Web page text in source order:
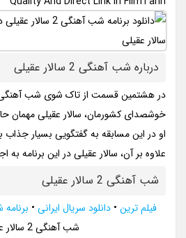
درباره شب آهنگی 2 سالار عقیلی
خوشصدای کشورمان، سالار عقیلی مهمان
او در این مسابقه به گفتگویی بسیار جذاب
علاوه بر آن، سالار عقیلی در این برنامه به
شب آهنگی 2 سالار عقیلی
فیلم ترین • دانلود سریال ایرانی •
شب آهنگی 2 سالار عقیلی